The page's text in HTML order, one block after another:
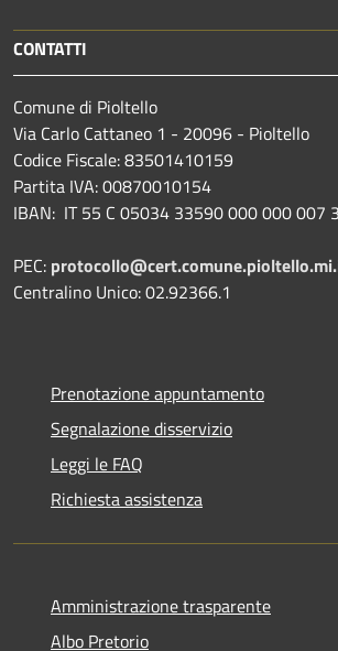
CONTATTI
Comune di Pioltello
Via Carlo Cattaneo 1 - 20096 - Pioltello
Codice Fiscale: 83501410159
Partita IVA: 00870010154
IBAN: IT 55 C 05034 33590 000 000 007
PEC:
Centralino Unico: 02.92366.1
Prenotazione appuntamento
Segnalazione disservizio
Leggi le FAQ
Richiesta assistenza
Amministrazione trasparente
Albo Pretorio